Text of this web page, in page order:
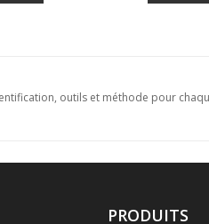
outils et méthode pour
PRODUITS